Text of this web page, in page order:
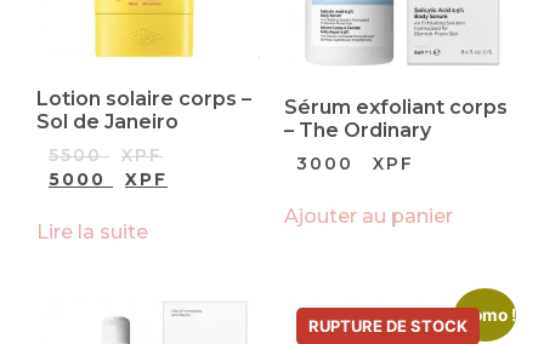
Lotion solaire corps –
Sol de Janeiro
5500
XPF
5000
XPF
Lire la suite
Sérum exfoliant corps
– The Ordinary
3000 XPF
Ajouter au panier
Promo !